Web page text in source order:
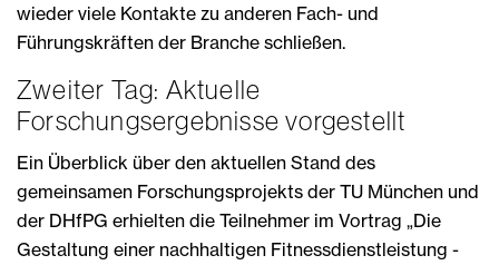
wieder viele Kontakte zu anderen Fach- und
Führungskräften der Branche schließen.
Zweiter Tag: Aktuelle
Forschungsergebnisse vorgestellt
Ein Überblick über den aktuellen Stand des
gemeinsamen Forschungsprojekts der TU München und
der DHfPG erhielten die Teilnehmer im Vortrag „Die
Gestaltung einer nachhaltigen Fitnessdienstleistung -